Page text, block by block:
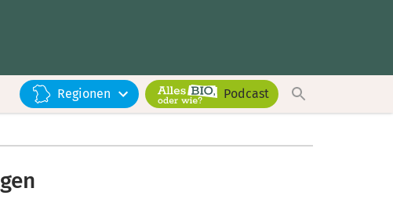
Regionen Podcast